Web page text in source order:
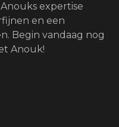
expertise
en een
Begin vandaag nog
Anouk!